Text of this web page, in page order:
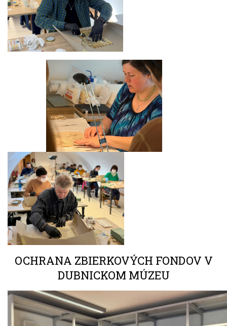
OCHRANA ZBIERKOVÝCH FONDOV V
DUBNICKOM MÚZEU